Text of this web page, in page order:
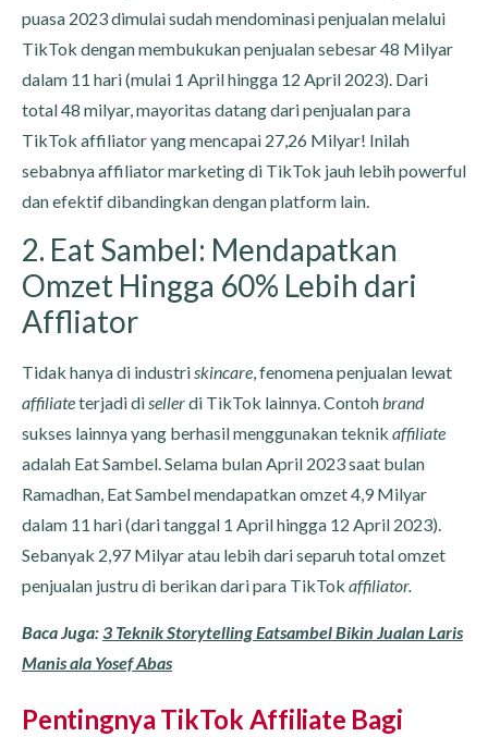
puasa 2023 dimulai sudah mendominasi penjualan melalui
TikTok dengan membukukan penjualan sebesar 48 Milyar
dalam 11 hari (mulai 1 April hingga 12 April 2023). Dari
total 48 milyar, mayoritas datang dari penjualan para
TikTok affiliator yang mencapai 27,26 Milyar! Inilah
sebabnya affiliator marketing di TikTok jauh lebih powerful
dan efektif dibandingkan dengan platform lain.
2. Eat Sambel: Mendapatkan
Omzet Hingga 60% Lebih dari
Affliator
Tidak hanya di industriskincare, fenomena penjualan lewat
affiliateterjadi disellerdi TikTok lainnya. Contohbrand
sukses lainnya yang berhasil menggunakan teknik affiliate
adalah Eat Sambel. Selama bulan April 2023 saat bulan
Ramadhan, Eat Sambel mendapatkan omzet 4,9 Milyar
dalam 11 hari (dari tanggal 1 April hingga 12 April 2023).
Sebanyak 2,97 Milyar atau lebih dari separuh total omzet
penjualan justru di berikan dari para TikTok affiliator.
Baca Juga:3 Teknik Storytelling Eatsambel Bikin Jualan Laris
Manis ala Yosef Abas
Pentingnya TikTok Affiliate Bagi